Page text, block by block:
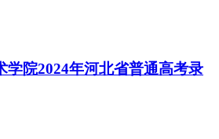
学院2024年河北省普通高考录